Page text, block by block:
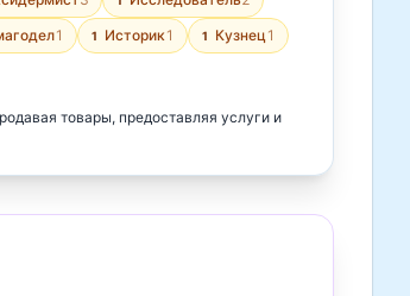
1 1 Историк1 1 Кузнец1
товары, предоставляя услуги и